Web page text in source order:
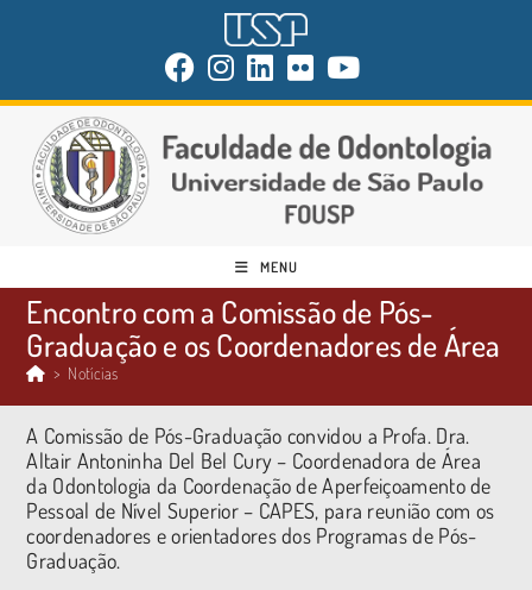
MENU
Encontro com a Comissão de Pós-
Graduação e os Coordenadores de Área
> Notícias
A Comissão de Pós-Graduação convidou a Profa. Dra.
Altair Antoninha Del Bel Cury – Coordenadora de Área
da Odontologia da Coordenação de Aperfeiçoamento de
Pessoal de Nível Superior – CAPES, para reunião com os
coordenadores e orientadores dos Programas de Pós-
Graduação.